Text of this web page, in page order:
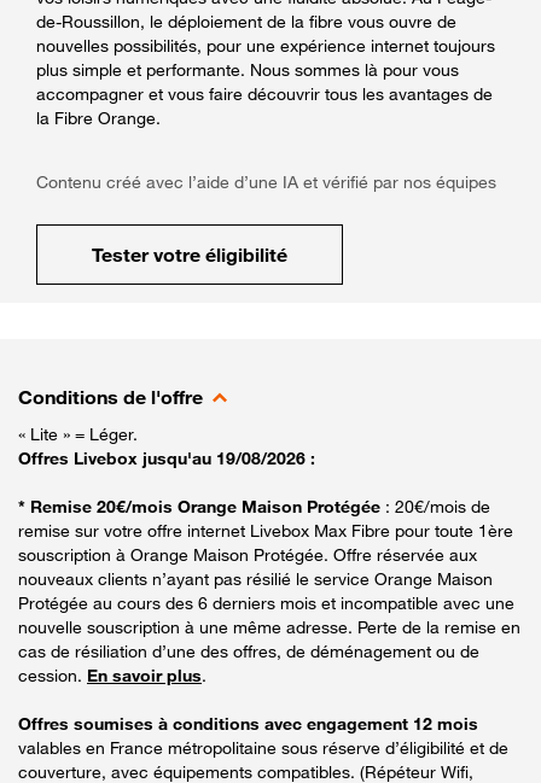
de-Roussillon, le déploiement de la fibre vous ouvre de
nouvelles possibilités, pour une expérience internet toujours
plus simple et performante. Nous sommes là pour vous
accompagner et vous faire découvrir tous les avantages de
la Fibre Orange.
Contenu créé avec l’aide d’une IA et vérifié par nos équipes
Tester votre éligibilité
Conditions de l'offre
« Lite » = Léger.
Offres Livebox jusqu'au 19/08/2026 :
* Remise 20€/mois Orange Maison Protégée : 20€/mois de
remise sur votre offre internet Livebox Max Fibre pour toute 1ère
souscription à Orange Maison Protégée. Offre réservée aux
nouveaux clients n’ayant pas résilié le service Orange Maison
Protégée au cours des 6 derniers mois et incompatible avec une
nouvelle souscription à une même adresse. Perte de la remise en
cas de résiliation d’une des offres, de déménagement ou de
cession. En savoir plus.
Offres soumises à conditions avec engagement 12 mois
valables en France métropolitaine sous réserve d’éligibilité et de
couverture, avec équipements compatibles. (Répéteur Wifi,